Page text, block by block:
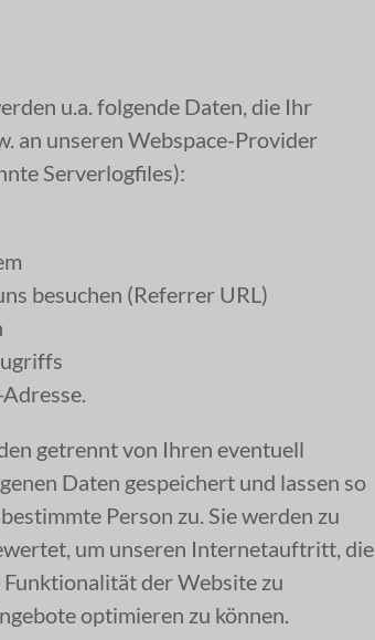
u.a. folgende Daten, die Ihr
an unseren Webspace-Provider
Serverlogfiles):
besuchen (Referrer URL)
getrennt von Ihren eventuell
Daten gespeichert und lassen so
Person zu. Sie werden zu
um unseren Internetauftritt, die
der Website zu
optimieren zu können.